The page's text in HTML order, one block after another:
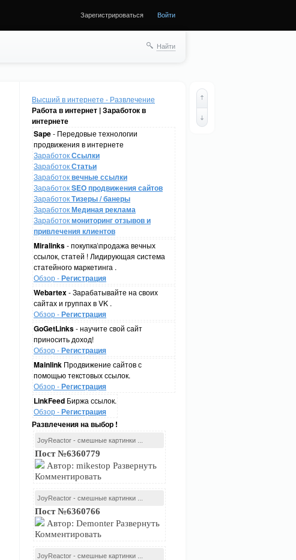
Зарегистрироваться Войти
Найти
Высший в интернете - Развлечение
Работа в интернет | Заработок в
интернете
Sape- Передовые технологии
продвижения в интернете
ЗаработокСсылки
ЗаработокСтатьи
Заработоквечные ссылки
ЗаработокSEO продвижения сайтов
ЗаработокТизеры / банеры
ЗаработокМединая реклама
Заработокмониторинг отзывов и
привлечения клиентов
Miralinks- покупка\продажа вечных
ссылок, статей ! Лидирующая система
статейного маркетинга .
Обзор -Регистрация
Webartex- Зарабатывайте на своих
сайтах и группах в VK .
Обзор -Регистрация
GoGetLinks- научите свой сайт
приносить доход!
Обзор -Регистрация
Mainlink Продвижение сайтов с
помощью текстовых ссылок.
Обзор -Регистрация
LinkFeed Биржа ссылок.
Обзор -Регистрация
Развлечения на выбор !
JoyReactor - смешные картинки ...
Пост №6360779
Автор: mikestop Развернуть
Комментировать
JoyReactor - смешные картинки ...
Пост №6360766
Автор: Demonter Развернуть
Комментировать
JoyReactor - смешные картинки ...